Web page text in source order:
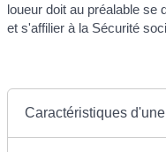
loueur doit au préalable se
et s'affilier à la Sécurité
Caractéristiques